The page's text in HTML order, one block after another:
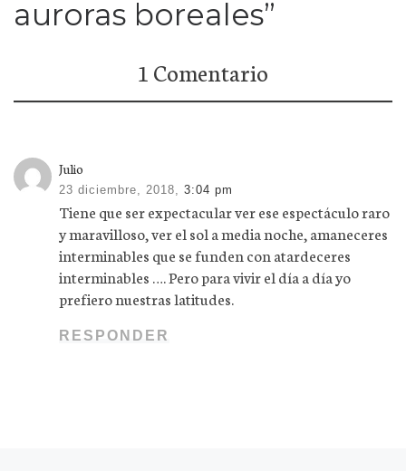
auroras boreales”
1 Comentario
Julio
23 diciembre, 2018, 3:04 pm
Tiene que ser expectacular ver ese espectáculo raro
y maravilloso, ver el sol a media noche, amaneceres
interminables que se funden con atardeceres
interminables …. Pero para vivir el día a día yo
prefiero nuestras latitudes.
RESPONDER